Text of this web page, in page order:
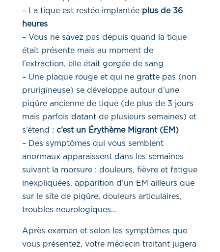
– La tique est restée implantée plus de 36
heures
– Vous ne savez pas depuis quand la tique
était présente mais au moment de
l’extraction, elle était gorgée de sang
– Une plaque rouge et qui ne gratte pas (non
prurigineuse) se développe autour d’une
piqûre ancienne de tique (de plus de 3 jours
mais parfois datant de plusieurs semaines) et
s’étend : c’est un Érythème Migrant (EM)
– Des symptômes qui vous semblent
anormaux apparaissent dans les semaines
suivant la morsure : douleurs, fièvre et fatigue
inexpliquées, apparition d’un EM ailleurs que
sur le site de piqûre, douleurs articulaires,
troubles neurologiques…
Après examen et selon les symptômes que
vous présentez, votre médecin traitant jugera